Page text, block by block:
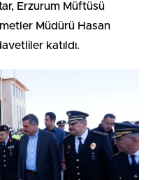
Erzurum Müftüsü
Müdürü Hasan
katıldı.